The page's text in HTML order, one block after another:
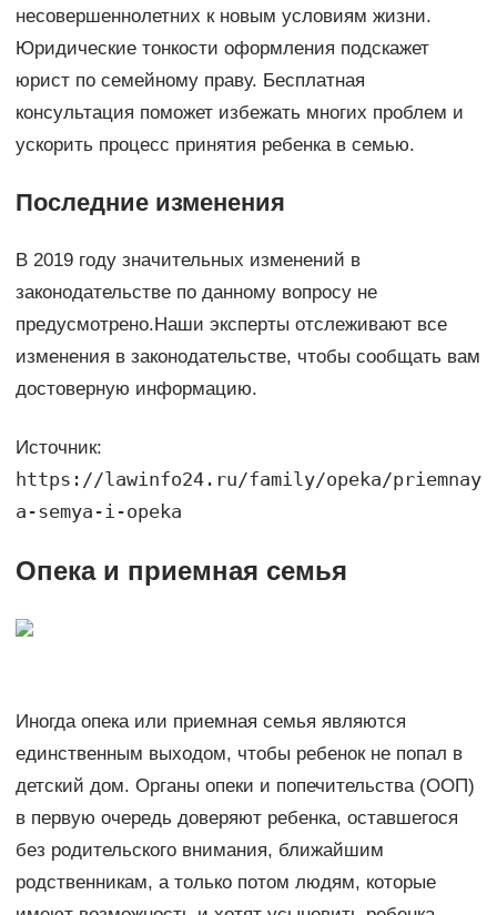
несовершеннолетних к новым условиям жизни.
Юридические тонкости оформления подскажет
юрист по семейному праву. Бесплатная
консультация поможет избежать многих проблем и
ускорить процесс принятия ребенка в семью.
Последние изменения
В 2019 году значительных изменений в
законодательстве по данному вопросу не
предусмотрено.Наши эксперты отслеживают все
изменения в законодательстве, чтобы сообщать вам
достоверную информацию.
Источник:
https://lawinfo24.ru/family/opeka/priemnay
a-semya-i-opeka
Опека и приемная семья
Иногда опека или приемная семья являются
единственным выходом, чтобы ребенок не попал в
детский дом. Органы опеки и попечительства (ООП)
в первую очередь доверяют ребенка, оставшегося
без родительского внимания, ближайшим
родственникам, а только потом людям, которые